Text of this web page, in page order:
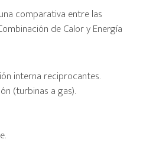
comparativa entre las
de Calor y Energía
interna reciprocantes.
(turbinas a gas).